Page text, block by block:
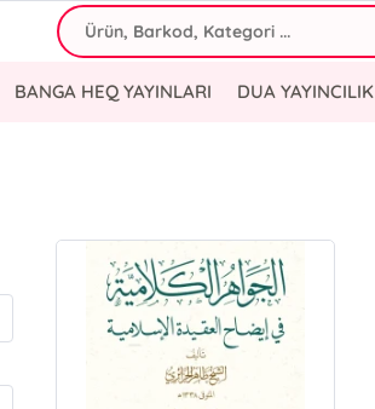
BANGA HEQ YAYINLARI DUA YAYINCILIK